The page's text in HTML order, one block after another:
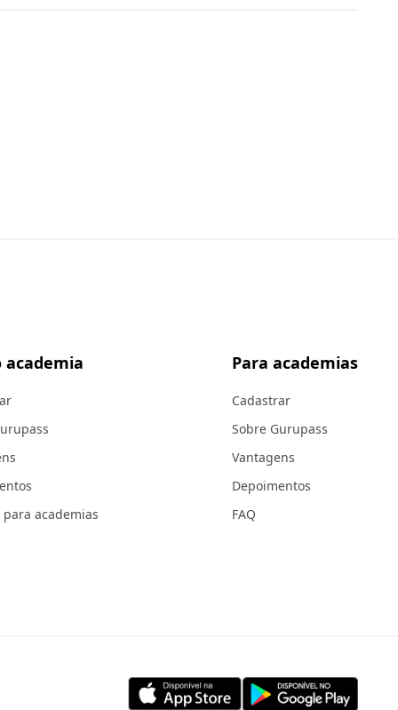
academia
para academias
Para academias
Cadastrar
Sobre Gurupass
Vantagens
Depoimentos
FAQ